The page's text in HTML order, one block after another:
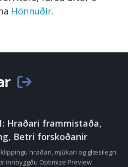
Hönnuðir.
Hraðari frammistaða,
Betri forskoðanir
hraðari, mjúkari og glæsilegri
innbyggðu Optimize Preview